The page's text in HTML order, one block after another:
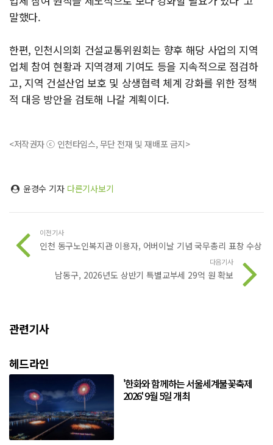
말했다.
한편, 인천시의회 건설교통위원회는 향후 해당 사업의 지역
업체 참여 현황과 지역경제 기여도 등을 지속적으로 점검하
고, 지역 건설산업 보호 및 상생협력 체계 강화를 위한 정책
적 대응 방안을 검토해 나갈 계획이다.
<저작권자 ⓒ 인천타임스, 무단 전재 및 재배포 금지>
윤경수 기자 다른기사보기
이전기사
인천 동구노인복지관 이용자, 어버이날 기념 국무총리 표창 수상
다음기사
남동구, 2026년도 상반기 특별교부세 29억 원 확보
관련기사
헤드라인
'한화와 함께하는 서울세계불꽃축제
2026' 9월 5일 개최